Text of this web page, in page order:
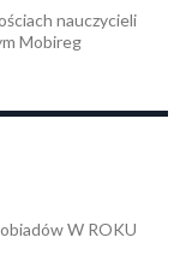
nauczycieli
Mobireg
W ROKU